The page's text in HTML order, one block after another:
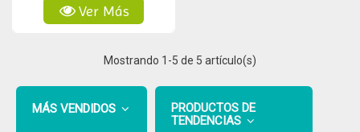
Ver Más
Mostrando 1 -5 de 5 artículo(s)
MÁS VENDIDOS
PRODUCTOS DE
TENDENCIAS